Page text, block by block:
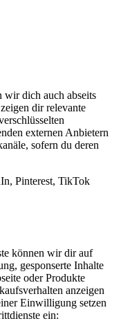
dich auch abseits
dir relevante
externen Anbietern
sofern du deren
Pinterest, TikTok
können wir dir auf
gesponserte Inhalte
oder Produkte
anzeigen
Einwilligung setzen
ein: